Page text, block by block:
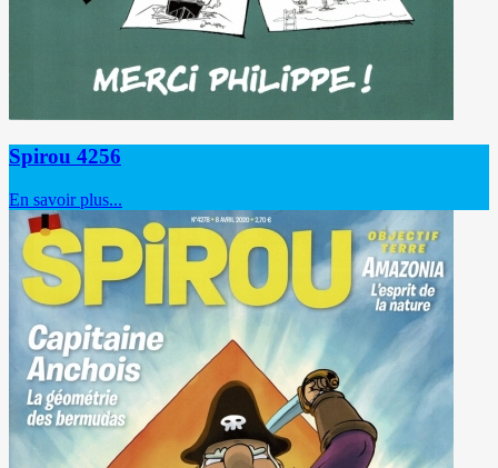
Spirou 4256
En savoir plus...